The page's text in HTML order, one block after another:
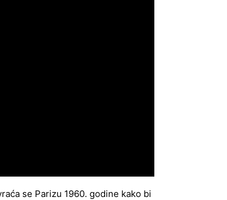
se Parizu 1960. godine kako bi